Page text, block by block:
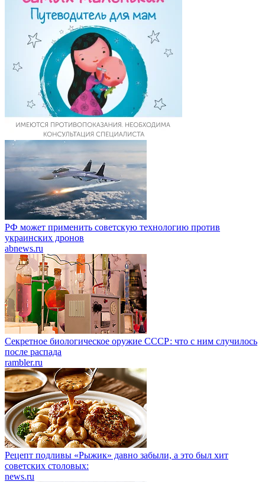
РФ может применить советскую технологию против
украинских дронов
abnews.ru
Секретное биологическое оружие СССР: что с ним случилось
после распада
rambler.ru
Рецепт подливы «Рыжик» давно забыли, а это был хит
советских столовых:
news.ru